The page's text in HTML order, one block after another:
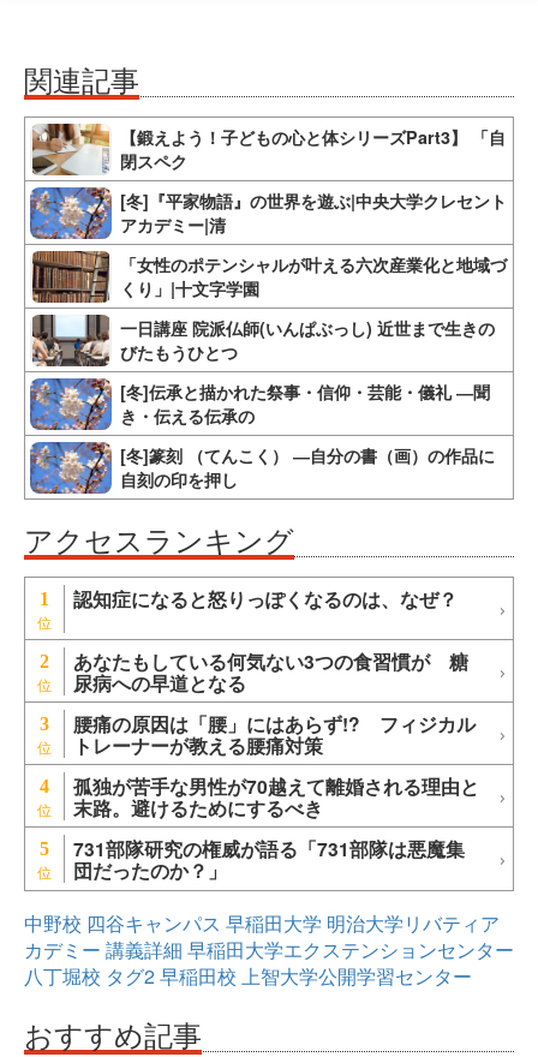
関連記事
【鍛えよう！子どもの心と体シリーズPart3】 「自
閉スペク
[冬]『平家物語』の世界を遊ぶ|中央大学クレセント
アカデミー|清
「女性のポテンシャルが叶える六次産業化と地域づ
くり」|十文字学園
一日講座 院派仏師(いんぱぶっし) 近世まで生きの
びたもうひとつ
[冬]伝承と描かれた祭事・信仰・芸能・儀礼 ―聞
き・伝える伝承の
[冬]篆刻 （てんこく） ―自分の書（画）の作品に
自刻の印を押し
アクセスランキング
1 認知症になると怒りっぽくなるのは、なぜ？
2 あなたもしている何気ない3つの食習慣が 糖
尿病への早道となる
3 腰痛の原因は「腰」にはあらず!? フィジカル
トレーナーが教える腰痛対策
4 孤独が苦手な男性が70越えて離婚される理由と
末路。避けるためにするべき
5 731部隊研究の権威が語る「731部隊は悪魔集
団だったのか？」
中野校 四谷キャンパス 早稲田大学 明治大学リバティア
カデミー 講義詳細 早稲田大学エクステンションセンター
八丁堀校 タグ2早稲田校 上智大学公開学習センター
おすすめ記事